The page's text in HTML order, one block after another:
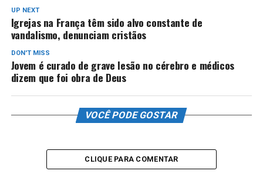
UP NEXT
Igrejas na França têm sido alvo constante de
vandalismo, denunciam cristãos
DON'T MISS
Jovem é curado de grave lesão no cérebro e médicos
dizem que foi obra de Deus
VOCÊ PODE GOSTAR
CLIQUE PARA COMENTAR